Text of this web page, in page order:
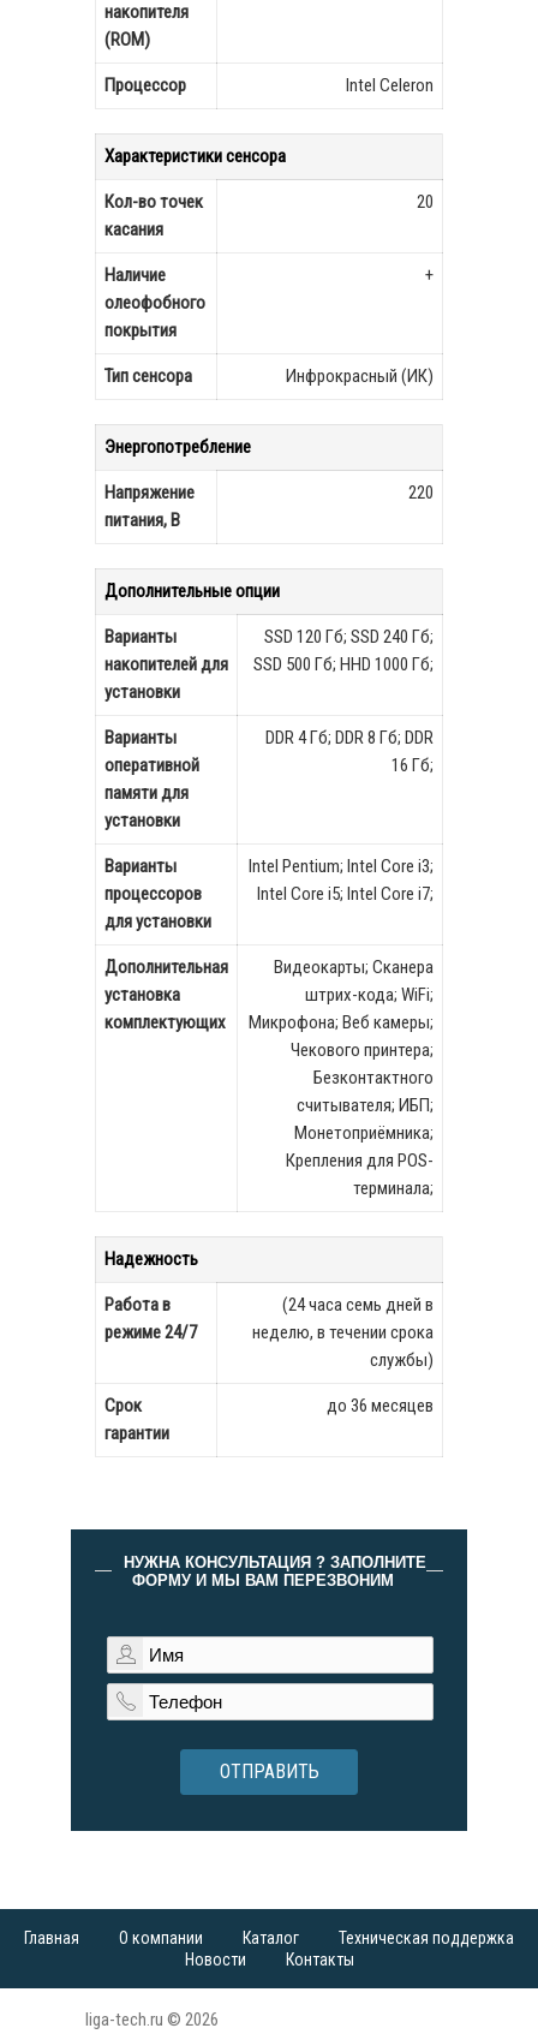
накопителя
(ROM)
Процессор Intel Celeron
Характеристики сенсора
Кол-во точек
касания
20
Наличие
олеофобного
покрытия
+
Тип сенсора Инфрокрасный (ИК)
Энергопотребление
Напряжение
питания, В
220
Дополнительные опции
Варианты
накопителей для
установки
SSD 120 Гб; SSD 240 Гб;
SSD 500 Гб; ННD 1000 Гб;
Варианты
оперативной
памяти для
установки
DDR 4 Гб; DDR 8 Гб; DDR
16 Гб;
Варианты
процессоров
для установки
Intel Pentium; Intel Core i3;
Intel Core i5; Intel Core i7;
Дополнительная
установка
комплектующих
Видеокарты; Сканера
штрих-кода; WiFi;
Микрофона; Веб камеры;
Чекового принтера;
Безконтактного
считывателя; ИБП;
Монетоприёмника;
Крепления для POS-
терминала;
Надежность
Работа в
режиме 24/7
(24 часа семь дней в
неделю, в течении срока
службы)
Срок
гарантии
до 36 месяцев
НУЖНА КОНСУЛЬТАЦИЯ ? ЗАПОЛНИТЕ
ФОРМУ И МЫ ВАМ ПЕРЕЗВОНИМ
ОТПРАВИТЬ
Главная О компании Каталог
Техническая поддержка
Новости
Контакты
liga-tech.ru © 2026